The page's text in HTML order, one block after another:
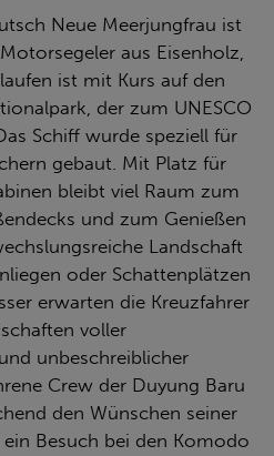
Neue Meerjungfrau ist
aus Eisenholz,
ist mit Kurs auf den
der zum UNESCO
Schiff wurde speziell für
gebaut. Mit Platz für
bleibt viel Raum zum
und zum Genießen
Landschaft
oder Schattenplätzen
erwarten die Kreuzfahrer
voller
unbeschreiblicher
Crew der Duyung Baru
den Wünschen seiner
Besuch bei den Komodo